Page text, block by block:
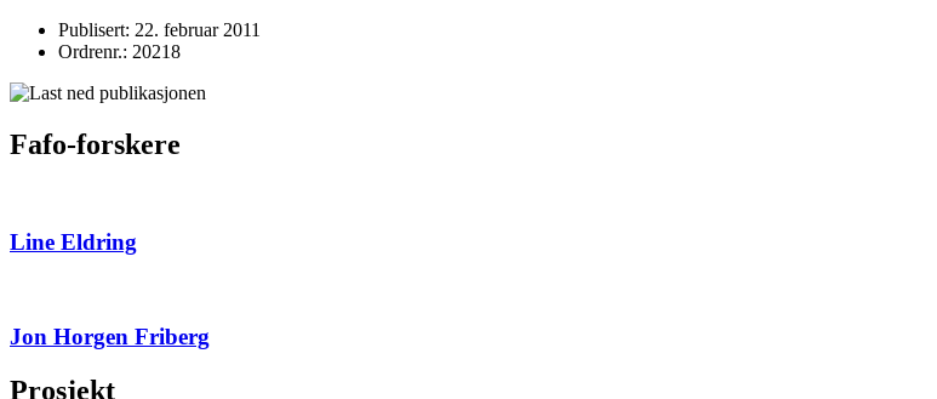
Publisert: 22. februar 2011
Ordrenr.: 20218
Fafo-forskere
Line Eldring
Jon Horgen Friberg
Prosjekt